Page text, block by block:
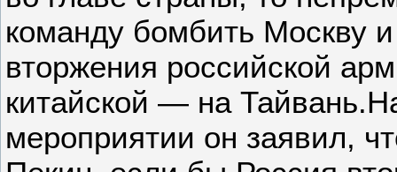
команду бомбить Москву
вторжения российской
китайской — на
мероприятии он заявил,